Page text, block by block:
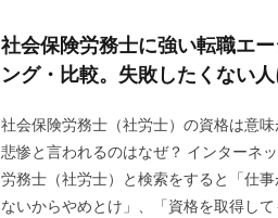
社会保険労務士に強い転職エ
ング・比較。失敗したくない人
社会保険労務士（社労士）の資格は意味
悲惨と言われるのはなぜ？ インターネ
労務士（社労士）と検索をすると「仕
ないからやめとけ」、「資格を取得して